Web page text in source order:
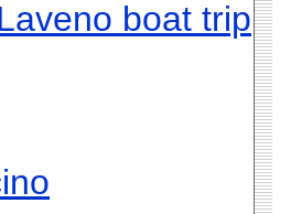
boat trip